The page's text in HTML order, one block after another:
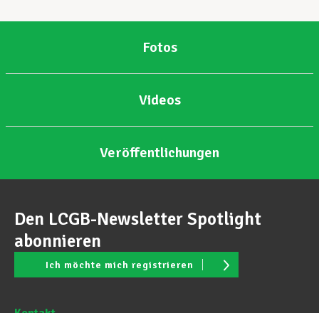
Fotos
Videos
Veröffentlichungen
Den LCGB-Newsletter Spotlight
abonnieren
Ich möchte mich registrieren